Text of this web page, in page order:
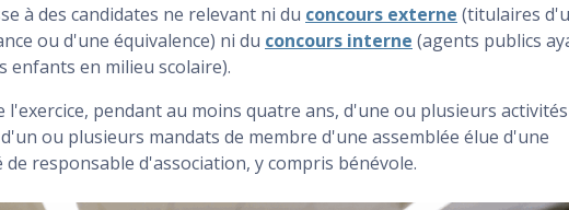
à des candidates ne relevant ni du concours externe (titulaires
ou d'une équivalence) ni du concours interne (agents publics
enfants en milieu scolaire).
pendant au moins quatre ans, d'une ou plusieurs activités
ou plusieurs mandats de membre d'une assemblée élue d'une
responsable d'association, y compris bénévole.